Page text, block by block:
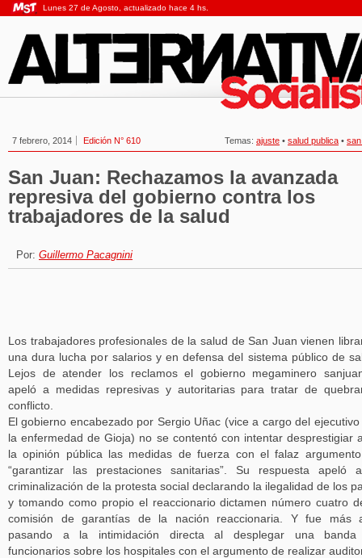
Lunes 27 de Agosto, actualizado hace 4 hs.
7 febrero, 2014 Edición N° 610 Temas: ajuste • salud publica •
San Juan: Rechazamos la avanzada
represiva del gobierno contra los
trabajadores de la salud
Por: Guillermo Pacagnini
Los trabajadores profesionales de la salud de San Juan vienen
una dura lucha por salarios y en defensa del sistema público de
Lejos de atender los reclamos el gobierno megaminero
apeló a medidas represivas y autoritarias para tratar de
conflicto.
El gobierno encabezado por Sergio Uñac (vice a cargo del ejecutivo
la enfermedad de Gioja) no se contentó con intentar desprestigiar
la opinión pública las medidas de fuerza con el falaz
“garantizar las prestaciones sanitarias”. Su respuesta apeló
criminalización de la protesta social declarando la ilegalidad de los
y tomando como propio el reaccionario dictamen número cuatro
comisión de garantías de la nación reaccionaria. Y fue más
pasando a la intimidación directa al desplegar una
funcionarios sobre los hospitales con el argumento de realizar